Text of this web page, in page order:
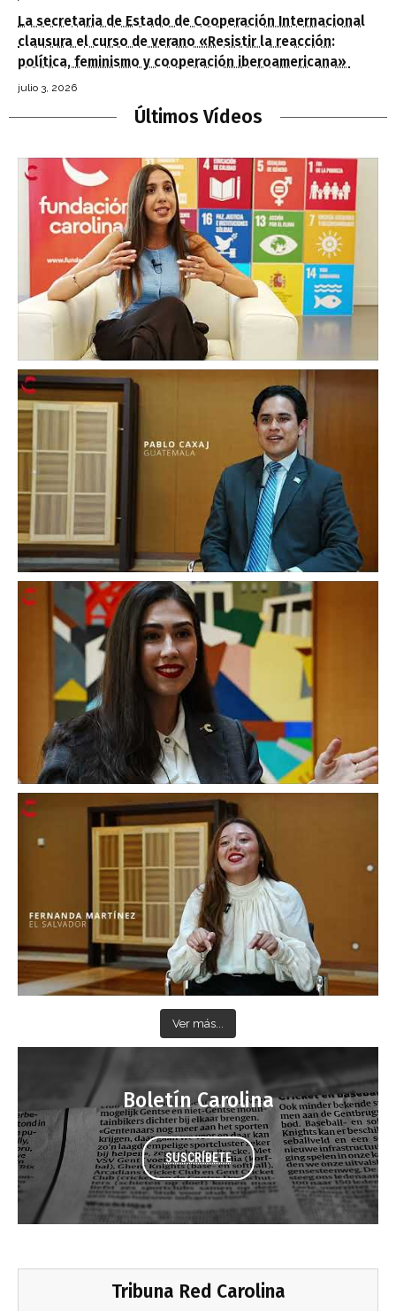
La secretaria de Estado de Cooperación Internacional
clausura el curso de verano «Resistir la reacción:
política, feminismo y cooperación iberoamericana»
julio 3, 2026
Últimos Vídeos
Ver más...
Boletín Carolina
SUSCRÍBETE
Tribuna Red Carolina